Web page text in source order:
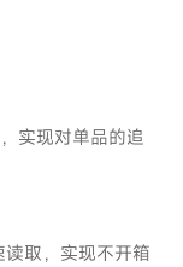
实现对单品的追
取，实现不开箱